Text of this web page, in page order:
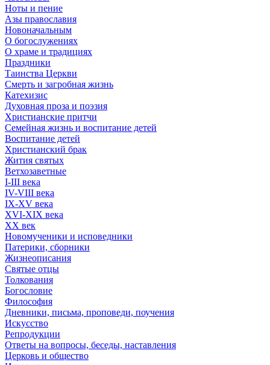
Ноты и пение
Азы православия
Новоначальным
О богослужениях
О храме и традициях
Праздники
Таинства Церкви
Смерть и загробная жизнь
Катехизис
Духовная проза и поэзия
Христианские притчи
Семейная жизнь и воспитание детей
Воспитание детей
Христианский брак
Жития святых
Ветхозаветные
I-III века
IV-VIII века
IX-XV века
XVI-XIX века
XX век
Новомученики и исповедники
Патерики, сборники
Жизнеописания
Святые отцы
Толкования
Богословие
Философия
Дневники, письма, проповеди, поучения
Искусство
Репродукции
Ответы на вопросы, беседы, наставления
Церковь и общество